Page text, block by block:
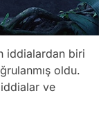
iddialardan biri
oldu.
ve